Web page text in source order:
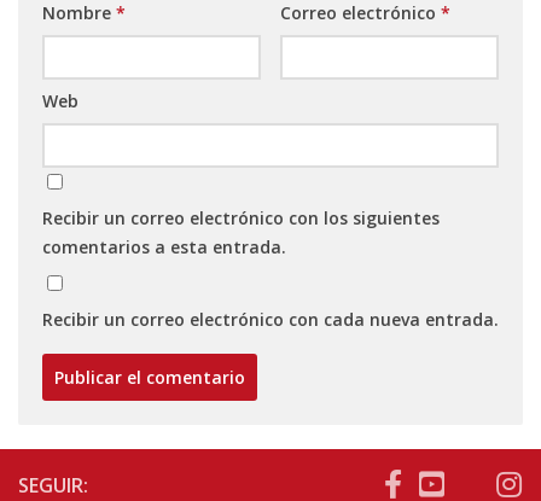
Nombre * Correo electrónico *
Web
Recibir un correo electrónico con los siguientes
comentarios a esta entrada.
Recibir un correo electrónico con cada nueva entrada.
SEGUIR: